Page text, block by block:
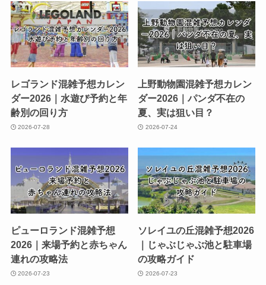
レゴランド混雑予想カレン
ダー2026｜水遊び予約と年
齢別の回り方
2026-07-28
上野動物園混雑予想カレン
ダー2026｜パンダ不在の
夏、実は狙い目？
2026-07-24
ピューロランド混雑予想
2026｜来場予約と赤ちゃん
連れの攻略法
2026-07-23
ソレイユの丘混雑予想2026
｜じゃぶじゃぶ池と駐車場
の攻略ガイド
2026-07-23